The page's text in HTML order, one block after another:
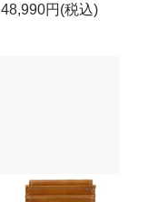
48,990円(税込)